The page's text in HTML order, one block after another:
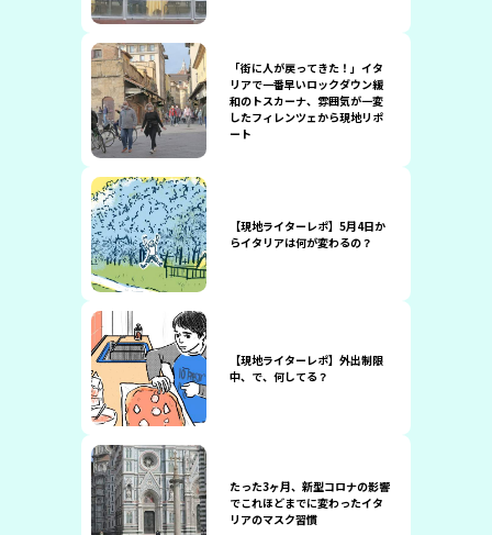
「街に人が戻ってきた！」イタ
リアで一番早いロックダウン緩
和のトスカーナ、雰囲気が一変
したフィレンツェから現地リポ
ート
【現地ライターレポ】5月4日か
らイタリアは何が変わるの？
【現地ライターレポ】外出制限
中、で、何してる？
たった3ヶ月、新型コロナの影響
でこれほどまでに変わったイタ
リアのマスク習慣